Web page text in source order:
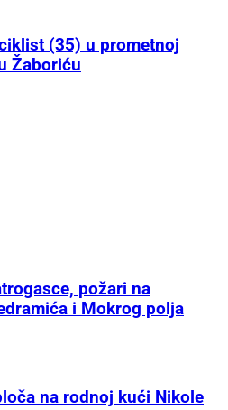
(35) u prometnoj
Žaboriću
požari na
i Mokrog polja
na rodnoj kući Nikole